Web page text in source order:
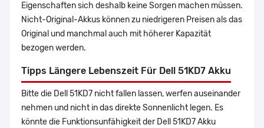
Eigenschaften sich deshalb keine Sorgen machen müssen.
Nicht-Original-Akkus können zu niedrigeren Preisen als das
Original und manchmal auch mit höherer Kapazität
bezogen werden.
Tipps Längere Lebenszeit Für Dell 51KD7 Akku
Bitte die Dell 51KD7 nicht fallen lassen, werfen auseinander
nehmen und nicht in das direkte Sonnenlicht legen. Es
könnte die Funktionsunfähigkeit der Dell 51KD7 Akku